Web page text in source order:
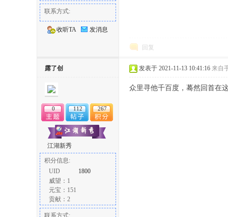
联系方式:
收听TA 发消息
回复
露了创
0 112 267
江湖新秀
积分信息:
UID
1800
威望：1
元宝：151
贡献：2
联系方式:
发表于 2021-11-13 10:41:16 来自
众里寻他千百度，蓦然回首在这